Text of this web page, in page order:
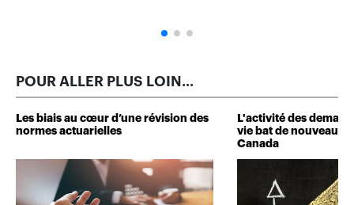
POUR ALLER PLUS LOIN...
Les biais au cœur d’une révision des
normes actuarielles
L'activité des
vie bat de nouveaux
Canada